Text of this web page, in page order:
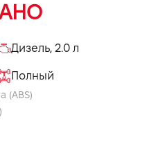
Дизель, 2.0 л
Полный
(ABS)
та слідкуй за